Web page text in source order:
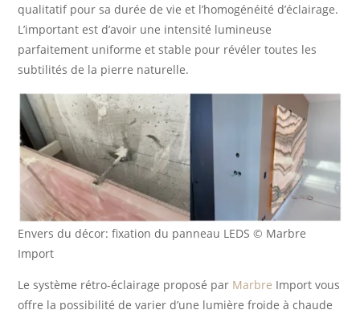
qualitatif pour sa durée de vie et l’homogénéité d’éclairage.
L’important est d’avoir une intensité lumineuse
parfaitement uniforme et stable pour révéler toutes les
subtilités de la pierre naturelle.
Envers du décor: fixation du panneau LEDS © Marbre
Import
Le système rétro-éclairage proposé par Marbre Import vous
offre la possibilité de varier d’une lumière froide à chaude